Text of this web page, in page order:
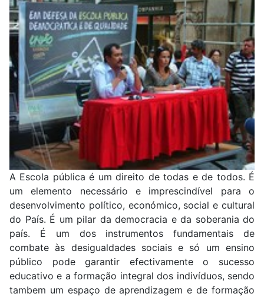
A Escola pública é um direito de todas e de todos. É
um elemento necessário e imprescindível para o
desenvolvimento político, económico, social e cultural
do País. É um pilar da democracia e da soberania do
país. É um dos instrumentos fundamentais de
combate às desigualdades sociais e só um ensino
público pode garantir efectivamente o sucesso
educativo e a formação integral dos indivíduos, sendo
tambem um espaço de aprendizagem e de formação